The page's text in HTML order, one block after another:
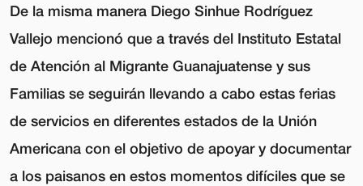
De la misma manera Diego Sinhue Rodríguez
Vallejo mencionó que a través del Instituto Estatal
de Atención al Migrante Guanajuatense y sus
Familias se seguirán llevando a cabo estas ferias
de servicios en diferentes estados de la Unión
Americana con el objetivo de apoyar y documentar
a los paisanos en estos momentos difíciles que se